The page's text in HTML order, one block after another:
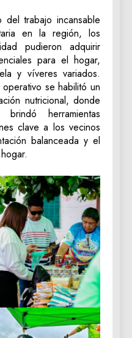
del trabajo incansable
en la región, los
pudieron adquirir
para el hogar,
y víveres variados.
se habilitó un
nutricional, donde
herramientas
clave a los vecinos
balanceada y el